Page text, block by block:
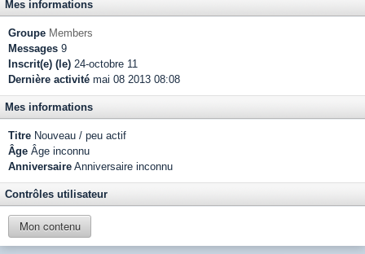
Mes informations
Groupe Members
Messages 9
Inscrit(e) (le) 24-octobre 11
Dernière activité mai 08 2013 08:08
Mes informations
Titre Nouveau / peu actif
Âge Âge inconnu
Anniversaire Anniversaire inconnu
Contrôles utilisateur
Mon contenu